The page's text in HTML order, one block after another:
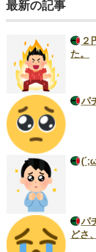
最新の記事
２
た。
パ
パ
どさ